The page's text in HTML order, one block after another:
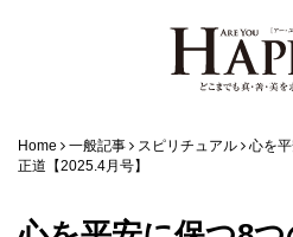
Home 一般記事 スピリチュアル
心を
正道【2025.4月号】